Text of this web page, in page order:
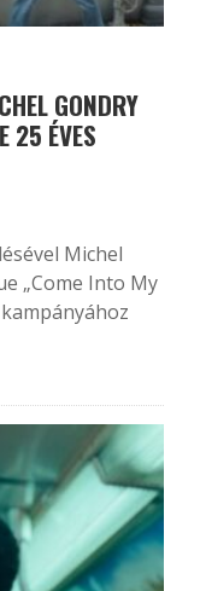
GONDRY
25 ÉVES
Michel
„Come Into My